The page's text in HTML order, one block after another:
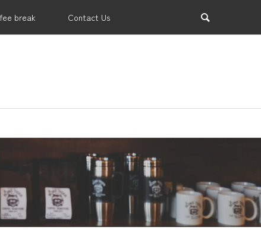
break Contact Us